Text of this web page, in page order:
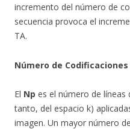
incremento del número de
secuencia provoca el
TA.
Número de Codificaciones
El Np es el número de líneas
tanto, del espacio k)
imagen. Un mayor número